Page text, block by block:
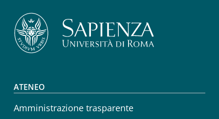
Footer menu
ATENEO
Amministrazione trasparente